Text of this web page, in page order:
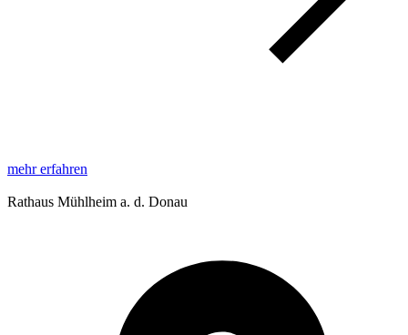
mehr erfahren
Rathaus Mühlheim a. d. Donau